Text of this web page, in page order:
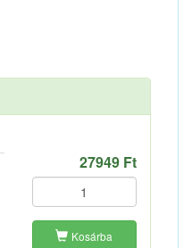
27949 Ft
Kosárba